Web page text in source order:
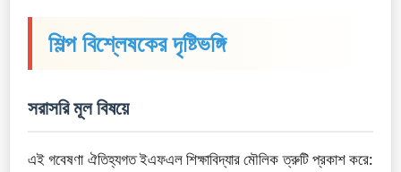
শিল্প বিশ্লেষকের দৃষ্টিভঙ্গি
সরাসরি মূল বিষয়ে
এই গবেষণা ঐতিহ্যগত ইএফএল শিক্ষাবিদ্যার মৌলিক ত্রুটি প্রকাশ করে: